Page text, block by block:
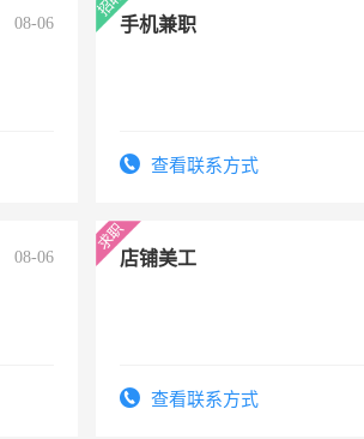
08-06 手机兼职
查看联系方式
08-06 店铺美工
查看联系方式